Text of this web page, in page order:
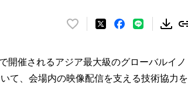
い
！
数
開催されるアジア最大級のグローバルイノ
て、会場内の映像配信を支える技術協力を